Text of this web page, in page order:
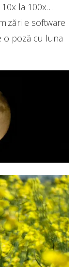
la 100x…
software
o poză cu luna